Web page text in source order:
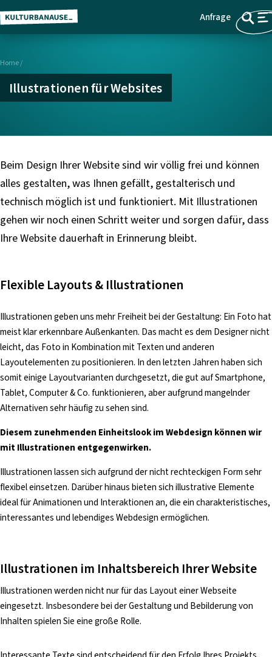
Z
u
H
u
n
a
t
s
g
e
n
Menü
Anfrage
Home/
Illustrationen für Websites
Beim Design Ihrer Website sind wir völlig frei und können
alles gestalten, was Ihnen gefällt, gestalterisch und
technisch möglich ist und funktioniert. Mit Illustrationen
gehen wir noch einen Schritt weiter und sorgen dafür, dass
Ihre Website dauerhaft in Erinnerung bleibt.
Flexible Layouts & Illustrationen
Illustrationen geben uns mehr Freiheit bei der Gestaltung: Ein Foto hat
meist klar erkennbare Außenkanten. Das macht es dem Designer nicht
leicht, das Foto in Kombination mit Texten und anderen
Layoutelementen zu positionieren. In den letzten Jahren haben sich
somit einige Layoutvarianten durchgesetzt, die gut auf Smartphone,
Tablet, Computer & Co. funktionieren, aber aufgrund mangelnder
Alternativen sehr häufig zu sehen sind.
Diesem zunehmenden Einheitslook im Webdesign können wir
mit Illustrationen entgegenwirken.
Illustrationen lassen sich aufgrund der nicht rechteckigen Form sehr
flexibel einsetzen. Darüber hinaus bieten sich illustrative Elemente
ideal für Animationen und Interaktionen an, die ein charakteristisches,
interessantes und lebendiges Webdesign ermöglichen.
Illustrationen im Inhaltsbereich Ihrer Website
Illustrationen werden nicht nur für das Layout einer Webseite
eingesetzt. Insbesondere bei der Gestaltung und Bebilderung von
Inhalten spielen Sie eine große Rolle.